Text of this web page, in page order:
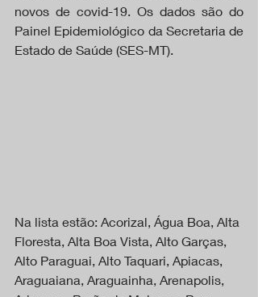
novos de covid-19. Os dados são do
Painel Epidemiológico da Secretaria de
Estado de Saúde (SES-MT).
Na lista estão: Acorizal, Água Boa, Alta
Floresta, Alta Boa Vista, Alto Garças,
Alto Paraguai, Alto Taquari, Apiacas,
Araguaiana, Araguainha, Arenapolis,